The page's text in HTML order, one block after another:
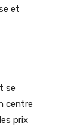
et
se
centre
prix